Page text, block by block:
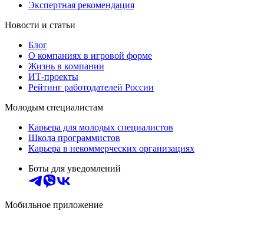
Экспертная рекомендация
Новости и статьи
Блог
О компаниях в игровой форме
Жизнь в компании
ИТ-проекты
Рейтинг работодателей России
Молодым специалистам
Карьера для молодых специалистов
Школа программистов
Карьера в некоммерческих организациях
Боты для уведомлений
Мобильное приложение